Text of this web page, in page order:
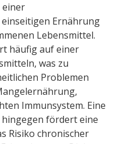
einer
Ernährung
Lebensmittel.
häufig auf einer
was zu
Problemen
Immunsystem. Eine
fördert eine
Risiko chronischer